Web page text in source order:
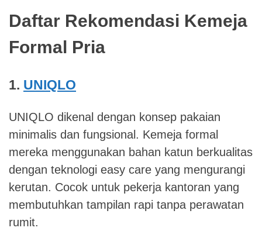
Daftar Rekomendasi Kemeja
Formal Pria
1. UNIQLO
UNIQLO dikenal dengan konsep pakaian
minimalis dan fungsional. Kemeja formal
mereka menggunakan bahan katun berkualitas
dengan teknologi easy care yang mengurangi
kerutan. Cocok untuk pekerja kantoran yang
membutuhkan tampilan rapi tanpa perawatan
rumit.